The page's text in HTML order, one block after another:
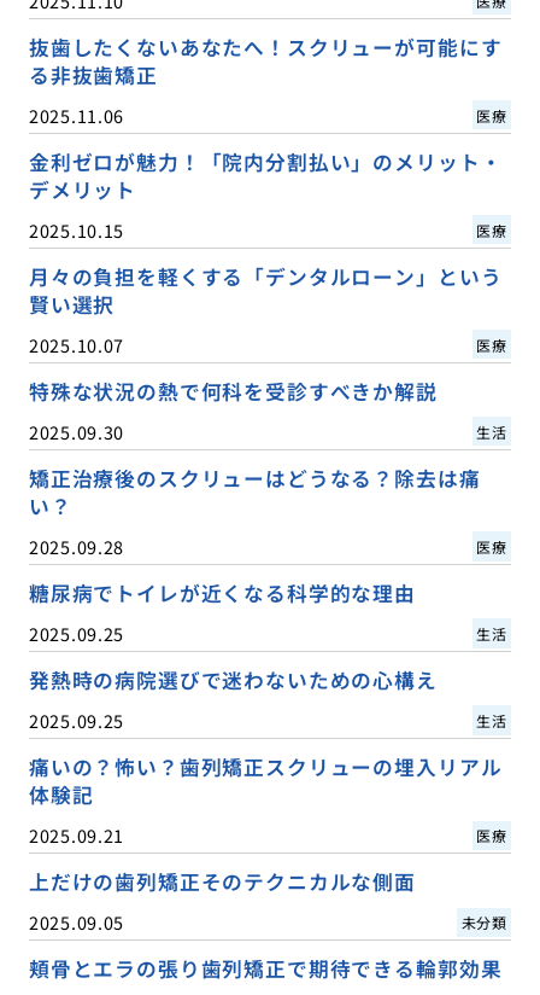
抜歯したくないあなたへ！スクリューが可能にす
る非抜歯矯正
2025.11.06 医療
金利ゼロが魅力！「院内分割払い」のメリット・
デメリット
2025.10.15 医療
月々の負担を軽くする「デンタルローン」という
賢い選択
2025.10.07 医療
特殊な状況の熱で何科を受診すべきか解説
2025.09.30 生活
矯正治療後のスクリューはどうなる？除去は痛
い？
2025.09.28 医療
糖尿病でトイレが近くなる科学的な理由
2025.09.25 生活
発熱時の病院選びで迷わないための心構え
2025.09.25 生活
痛いの？怖い？歯列矯正スクリューの埋入リアル
体験記
2025.09.21 医療
上だけの歯列矯正そのテクニカルな側面
2025.09.05 未分類
頬骨とエラの張り歯列矯正で期待できる輪郭効果